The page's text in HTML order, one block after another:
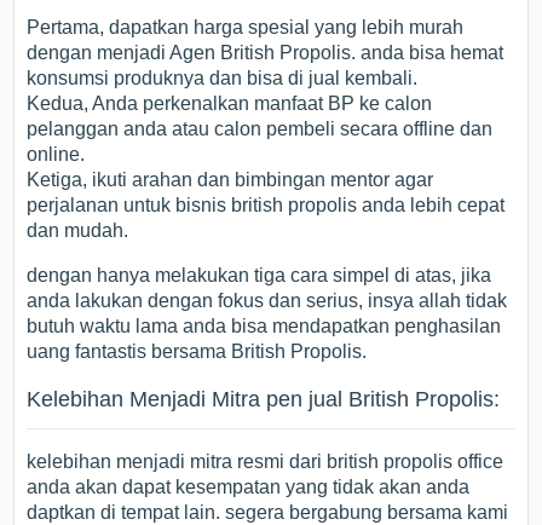
Pertama, dapatkan harga spesial yang lebih murah
dengan menjadi Agen British Propolis. anda bisa hemat
konsumsi produknya dan bisa di jual kembali.
Kedua, Anda perkenalkan manfaat BP ke calon
pelanggan anda atau calon pembeli secara offline dan
online.
Ketiga, ikuti arahan dan bimbingan mentor agar
perjalanan untuk bisnis british propolis anda lebih cepat
dan mudah.
dengan hanya melakukan tiga cara simpel di atas, jika
anda lakukan dengan fokus dan serius, insya allah tidak
butuh waktu lama anda bisa mendapatkan penghasilan
uang fantastis bersama British Propolis.
Kelebihan Menjadi Mitra pen jual British Propolis:
kelebihan menjadi mitra resmi dari british propolis office
anda akan dapat kesempatan yang tidak akan anda
daptkan di tempat lain. segera bergabung bersama kami